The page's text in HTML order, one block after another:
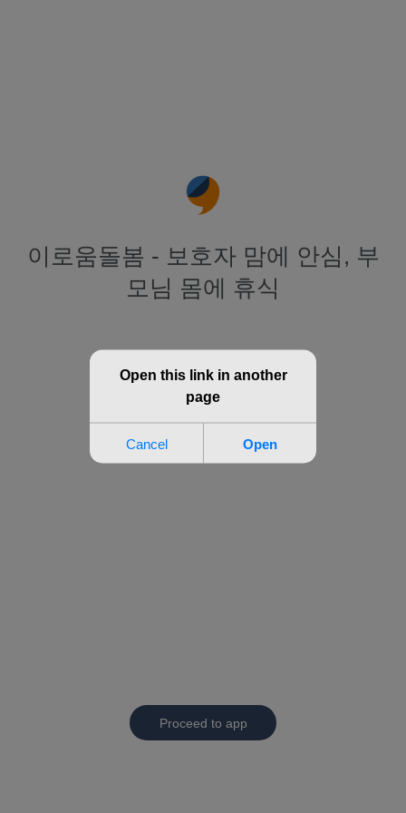
이로움돌봄 - 보호자 맘에 안심, 부
모님 몸에 휴식
Proceed to app